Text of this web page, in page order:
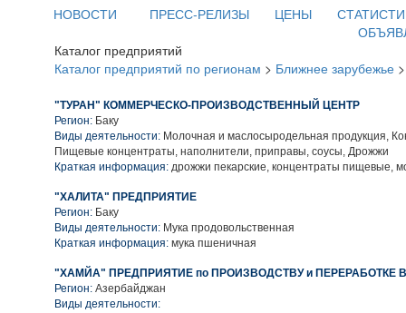
НОВОСТИ ПРЕСС-РЕЛИЗЫ ЦЕНЫ
Каталог предприятий
Каталог предприятий по регионам > Ближнее зарубежье
"ТУРАН" КОММЕРЧЕСКО-ПРОИЗВОДСТВЕННЫЙ ЦЕНТР
Регион: Баку
Виды деятельности: Молочная и маслосыродельная продукция,
Пищевые концентраты, наполнители, приправы, соусы, Дрожжи
Краткая информация: дрожжи пекарские, концентраты пищевые,
"ХАЛИТА" ПРЕДПРИЯТИЕ
Регион: Баку
Виды деятельности: Мука продовольственная
Краткая информация: мука пшеничная
"ХАМЙА" ПРЕДПРИЯТИЕ по ПРОИЗВОДСТВУ и ПЕРЕРАБОТКЕ
Регион: Азербайджан
Виды деятельности: